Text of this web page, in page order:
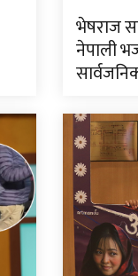
भेषराज
नेपाली